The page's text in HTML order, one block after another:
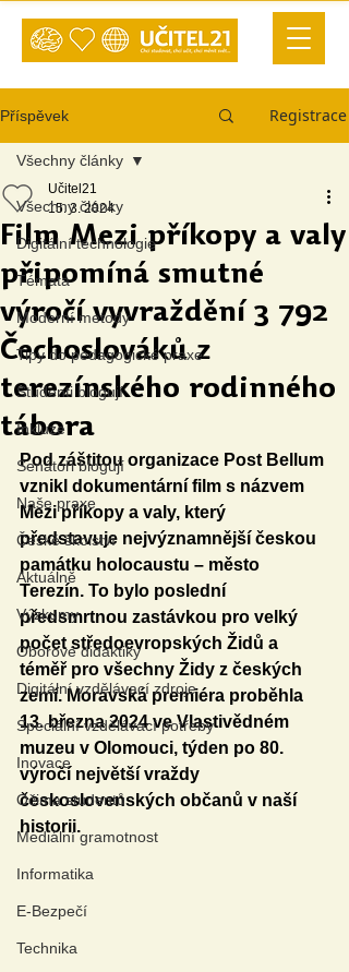
Příspěvek Registrace
Všechny články
Digitální technologie
Témata
Moderní metody
Tipy do pedagogické praxe
Studenti blogují
Inkluze
Senátoři blogují
Naše praxe
České školství
Aktuálně
Výzkumy
Oborové didaktiky
Digitální vzdělávací zdroje
Speciální vzdělávací potřeby
Inovace
Očima studentů
Mediální gramotnost
Informatika
E-Bezpečí
Technika
Všechny články
Film Mezi příkopy a valy
připomíná smutné
výročí vyvraždění 3 792
Čechoslováků z
terezínského rodinného
tábora
Učitel21
15. 3. 2024
Pod záštitou organizace Post Bellum
vznikl dokumentární film s názvem
Mezi příkopy a valy, který
představuje nejvýznamnější českou
památku holocaustu – město
Terezín. To bylo poslední
předsmrtnou zastávkou pro velký
počet středoevropských Židů a
téměř pro všechny Židy z českých
zemí. Moravská premiéra proběhla
13. března 2024 ve Vlastivědném
muzeu v Olomouci, týden po 80.
výročí největší vraždy
československých občanů v naší
historii.